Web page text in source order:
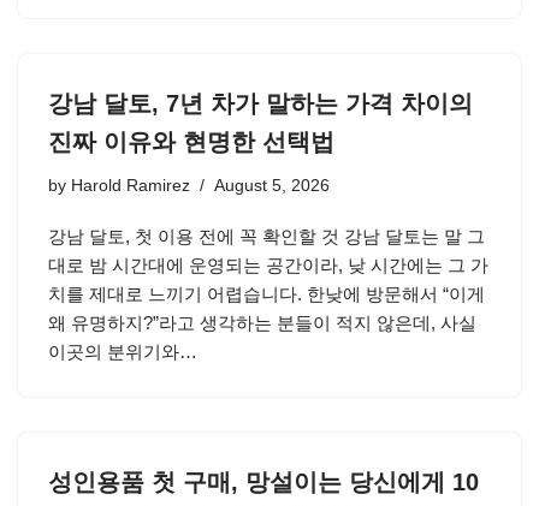
강남 달토, 7년 차가 말하는 가격 차이의
진짜 이유와 현명한 선택법
by Harold Ramirez August 5, 2026
강남 달토, 첫 이용 전에 꼭 확인할 것 강남 달토는 말 그
대로 밤 시간대에 운영되는 공간이라, 낮 시간에는 그 가
치를 제대로 느끼기 어렵습니다. 한낮에 방문해서 “이게
왜 유명하지?”라고 생각하는 분들이 적지 않은데, 사실
이곳의 분위기와…
성인용품 첫 구매, 망설이는 당신에게 10